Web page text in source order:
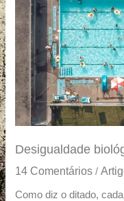
Desigualdade
14 Comentários /
Como diz o ditado,